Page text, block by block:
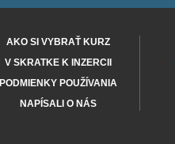
AKO SI VYBRAŤ KURZ
V SKRATKE K INZERCII
PODMIENKY POUŽÍVANIA
NAPÍSALI O NÁS